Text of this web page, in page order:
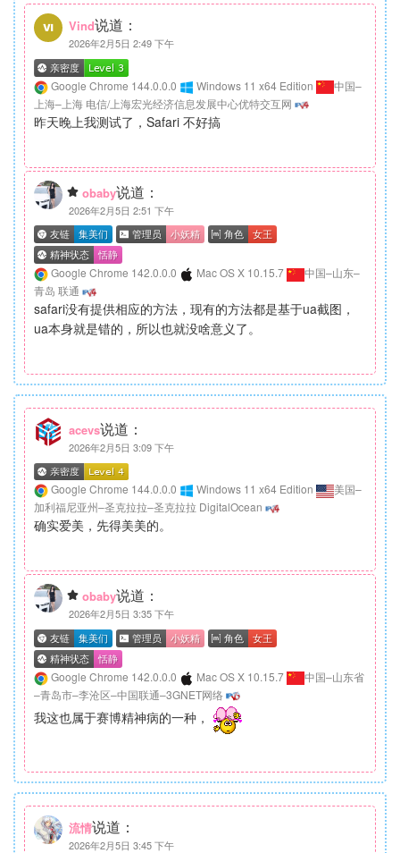
Vind说道：
2026年2月5日 2:49 下午
Google Chrome 144.0.0.0 Windows 11 x64 Edition
中国–
上海–上海 电信/上海宏光经济信息发展中心优特交互网
昨天晚上我测试了，Safari 不好搞
obaby说道：
2026年2月5日 2:51 下午
Google Chrome 142.0.0.0 Mac OS X 10.15.7
中国–山东–
青岛 联通
safari没有提供相应的方法，现有的方法都是基于ua截图，
ua本身就是错的，所以也就没啥意义了。
acevs说道：
2026年2月5日 3:09 下午
Google Chrome 144.0.0.0 Windows 11 x64 Edition
美国–
加利福尼亚州–圣克拉拉–圣克拉拉 DigitalOcean
确实爱美，先得美美的。
obaby说道：
2026年2月5日 3:35 下午
Google Chrome 142.0.0.0 Mac OS X 10.15.7
中国–山东省
–青岛市–李沧区–中国联通–3GNET网络
我这也属于赛博精神病的一种，
流情说道：
2026年2月5日 3:45 下午